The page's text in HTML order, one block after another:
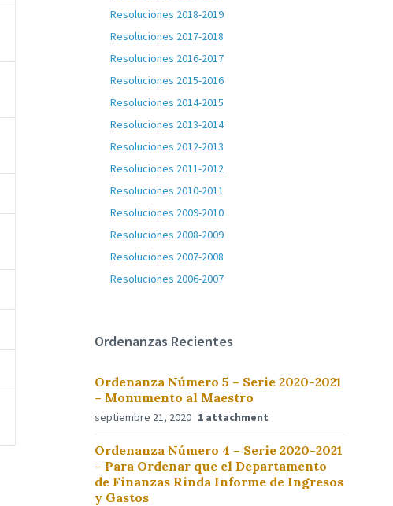
Resoluciones 2018-2019
Resoluciones 2017-2018
Resoluciones 2016-2017
Resoluciones 2015-2016
Resoluciones 2014-2015
Resoluciones 2013-2014
Resoluciones 2012-2013
Resoluciones 2011-2012
Resoluciones 2010-2011
Resoluciones 2009-2010
Resoluciones 2008-2009
Resoluciones 2007-2008
Resoluciones 2006-2007
Ordenanzas Recientes
Ordenanza Número 5 – Serie 2020-2021
– Monumento al Maestro
septiembre 21, 2020 1 attachment
Ordenanza Número 4 – Serie 2020-2021
– Para Ordenar que el Departamento
de Finanzas Rinda Informe de Ingresos
y Gastos